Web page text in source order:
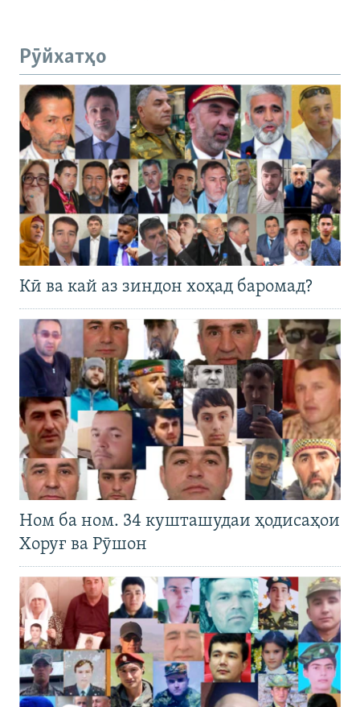
Рӯйхатҳо
Кӣ ва кай аз зиндон хоҳад баромад?
Ном ба ном. 34 кушташудаи ҳодисаҳои
Хоруғ ва Рӯшон